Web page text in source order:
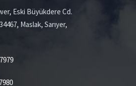
Eski Büyükdere Cd.
Maslak, Sarıyer,